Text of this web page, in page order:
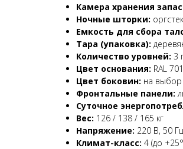
Камера хранения
Ночные шторки:
Емкость для сбора
Тара (упаковка):
Количество уровней: 3
Цвет основания: RAL
Цвет боковин: на выбор
Фронтальные панели:
Суточное
Вес: 126 / 138 / 165 кг
Напряжение: 220 В, 50 Гц
Климат-класс: 4 (до